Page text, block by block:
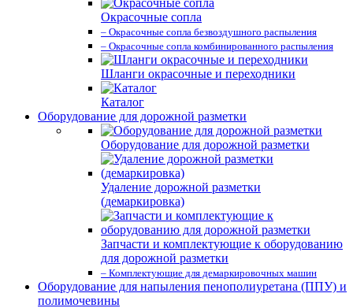
Окрасочные сопла
– Окрасочные сопла безвоздушного распыления
– Окрасочные сопла комбинированного распыления
Шланги окрасочные и переходники
Каталог
Оборудование для дорожной разметки
Оборудование для дорожной разметки
Удаление дорожной разметки
(демаркировка)
Запчасти и комплектующие к оборудованию
для дорожной разметки
– Комплектующие для демаркировочных машин
Оборудование для напыления пенополиуретана (ППУ) и
полимочевины